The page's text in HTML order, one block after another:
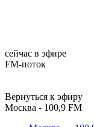
сейчас в эфире
FM-поток
Вернуться к эфиру
Москва - 100,9 FM